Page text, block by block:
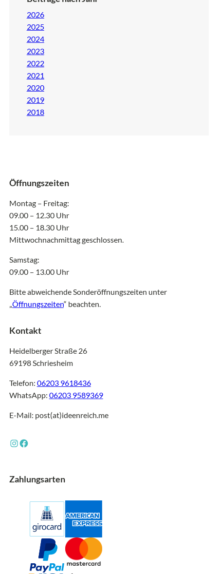
2026
2025
2024
2023
2022
2021
2020
2019
2018
Öffnungszeiten
Montag – Freitag:
09.00 – 12.30 Uhr
15.00 – 18.30 Uhr
Mittwochnachmittag geschlossen.
Samstag:
09.00 – 13.00 Uhr
Bitte abweichende Sonderöffnungszeiten unter
Öffnungszeiten“ beachten.
Kontakt
Heidelberger Straße 26
69198 Schriesheim
Telefon: 06203 9618436
WhatsApp: 06203 9589369
E-Mail: post(at)ideenreich.me
InstagramFacebook
Zahlungsarten